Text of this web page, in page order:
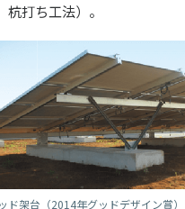
杭打ち工法）。
ド架台（2014年グッドデザイン賞）